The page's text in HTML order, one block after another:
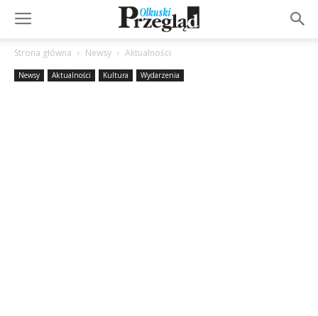
Strona główna Newsy Aktualności
Newsy Aktualności Kultura Wydarzenia